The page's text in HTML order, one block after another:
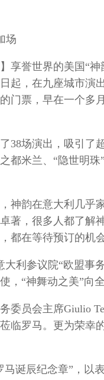
场
享誉世界的美国“
起，在九座城市
门票，早在一个多
38场演出，吸引了
都米兰、“隐世明
神韵在意大利几乎
著，很多人都了
都在等待预订的机会
利参议院“欧盟事
，“神舞动之美”向
委员会主席Giulio
临罗马。更为荣
诞辰纪念章”，以